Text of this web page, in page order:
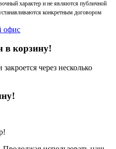
характер и не являются публичной
конкретным договором
офис
в корзину!
через несколько